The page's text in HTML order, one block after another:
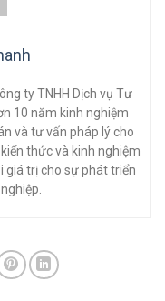
ty TNHH Dịch vụ Tư
10 năm kinh nghiệm
và tư vấn pháp lý cho
thức và kinh nghiệm
giá trị cho sự phát triển